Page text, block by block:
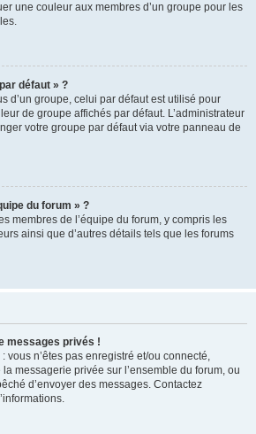
une couleur aux membres d’un groupe pour les
défaut » ?
d’un groupe, celui par défaut est utilisé pour
de groupe affichés par défaut. L’administrateur
votre groupe par défaut via votre panneau de
du forum » ?
membres de l’équipe du forum, y compris les
ainsi que d’autres détails tels que les forums
messages privés !
: vous n’êtes pas enregistré et/ou connecté,
la messagerie privée sur l’ensemble du forum, ou
d’envoyer des messages. Contactez